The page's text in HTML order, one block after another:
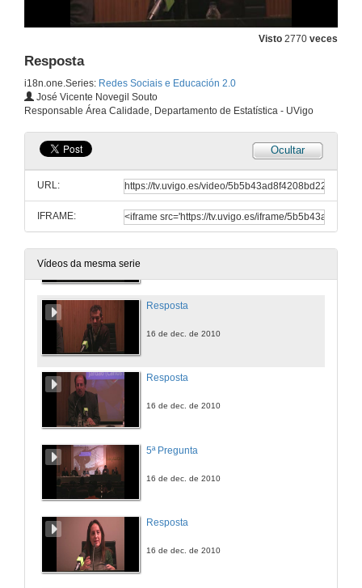
Visto 2770 veces
Resposta
i18n.one.Series: Redes Sociais e Educación 2.0
José Vicente Novegil Souto
Responsable Área Calidade, Departamento de Estatística - UVigo
Ocultar
URL:
IFRAME:
Vídeos da mesma serie
Resposta
Resposta
16 de dec. de 2010
16 de dec. de 2010
Resposta
Resposta
16 de dec. de 2010
Resposta
16 de dec. de 2010
5ª Pregunta
16 de dec. de 2010
Resposta
16 de dec. de 2010